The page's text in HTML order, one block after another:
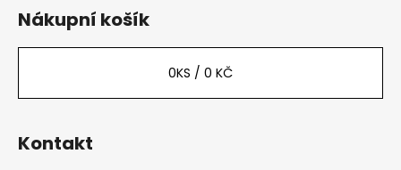
Nákupní košík
0KS / 0 KČ
Kontakt